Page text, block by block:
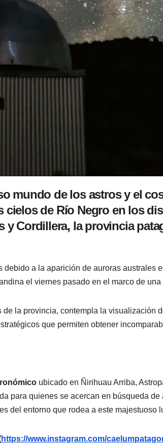
mundo de los astros y el
de Río Negro en los
y Cordillera, la provincia
a la aparición de auroras australes
el viernes pasado en el marco de
la provincia, contempla la visualización
que permiten obtener
ubicado en Ñirihuau Arriba,
para quienes se acercan en búsqueda
del entorno que rodea a este majestuoso
https://www.instagram.com/